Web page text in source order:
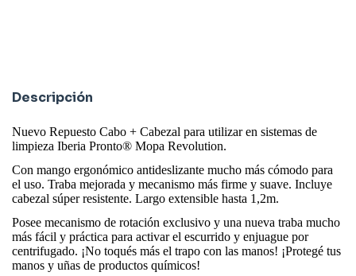
Descripción
Nuevo Repuesto Cabo + Cabezal para utilizar en sistemas de
limpieza Iberia Pronto® Mopa Revolution.
Con mango ergonómico antideslizante mucho más cómodo para
el uso. Traba mejorada y mecanismo más firme y suave. Incluye
cabezal súper resistente. Largo extensible hasta 1,2m.
Posee mecanismo de rotación exclusivo y una nueva traba mucho
más fácil y práctica para activar el escurrido y enjuague por
centrifugado. ¡No toqués más el trapo con las manos! ¡Protegé tus
manos y uñas de productos químicos!